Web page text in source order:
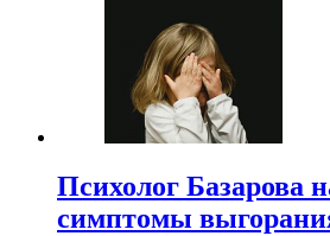
Психолог Базарова
симптомы